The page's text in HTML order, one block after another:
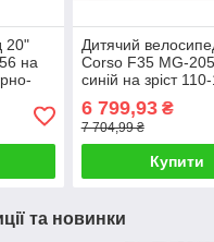
20"
на
Дитячий
Corso F35 MG-
синій на зріст
6 799,93₴
7 704,99 ₴
Купити
та новинки